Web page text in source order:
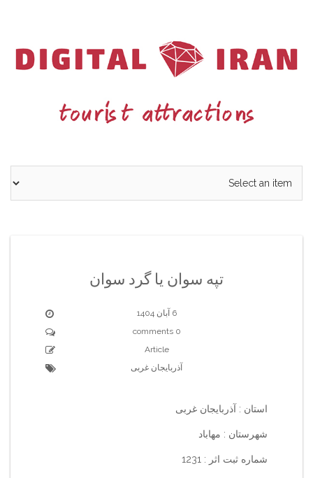
تپه سوان یا گرد سوان
6 آبان 1404
0 comments
Article
آذربایجان غربی
استان : آذربایجان غربی
شهرستان : مهاباد
شماره ثبت اثر : 1231